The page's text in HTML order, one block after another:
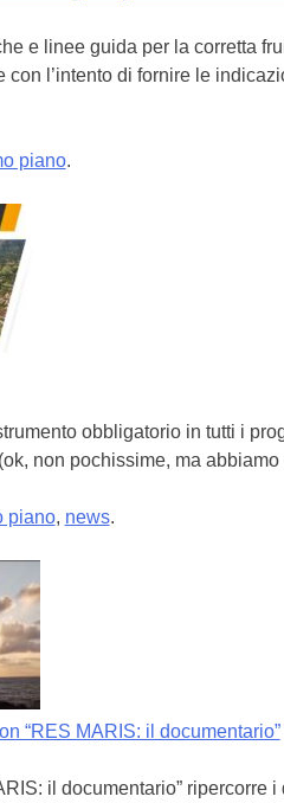
e linee guida per la corretta
con l’intento di fornire le
piano.
obbligatorio in tutti i
non pochissime, ma
piano, news.
“RES MARIS: il documentario”
il documentario”